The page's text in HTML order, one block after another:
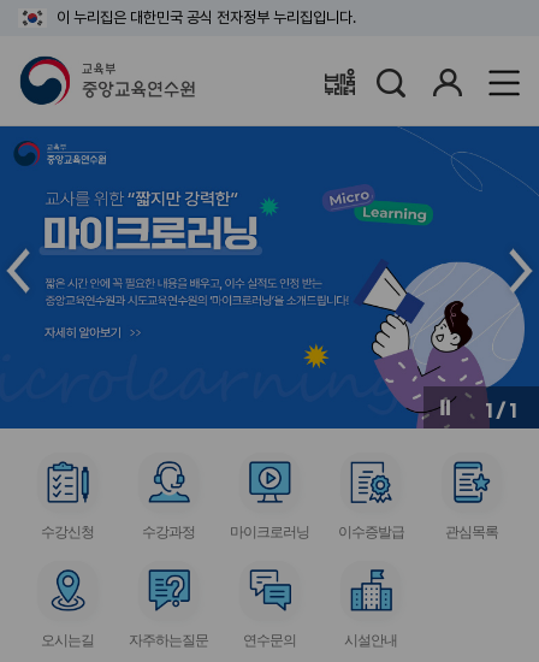
이 누리집은 대한민국 공식 전자정부 누리집입니다.
배움누리터
1 / 1
인
버
메
인
슬
라
드
다
음
버
서
스
이
콘
수강신청
서
스
이
콘
수강과정
서
스
이
콘
마이크로러닝
서
스
이
콘
이수증발급
서
스
관심목록
서
스
오시는길
서
스
자주하는질문
서
스
연수문의
서
스
시설안내